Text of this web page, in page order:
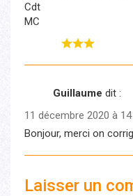
Cdt
MC
Guillaume dit :
11 décembre 2020 à
Bonjour, merci on
Laisser un